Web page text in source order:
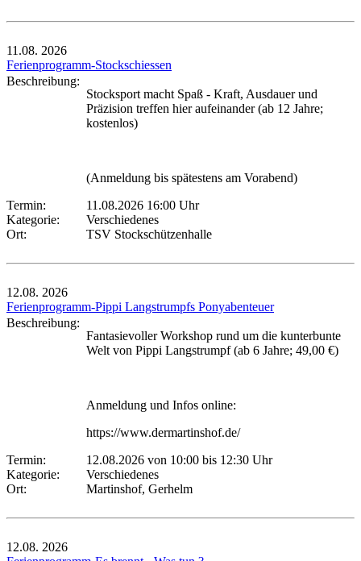
11.08. 2026
Ferienprogramm-Stockschiessen
Beschreibung:
Stocksport macht Spaß - Kraft, Ausdauer und
Präzision treffen hier aufeinander (ab 12 Jahre;
kostenlos)
(Anmeldung bis spätestens am Vorabend)
Termin:
11.08.2026 16:00 Uhr
Kategorie:
Verschiedenes
Ort:
TSV Stockschützenhalle
12.08. 2026
Ferienprogramm-Pippi Langstrumpfs Ponyabenteuer
Beschreibung:
Fantasievoller Workshop rund um die kunterbunte
Welt von Pippi Langstrumpf (ab 6 Jahre; 49,00 €)
Anmeldung und Infos online:
https://www.dermartinshof.de/
Termin:
12.08.2026 von 10:00 bis 12:30 Uhr
Kategorie:
Verschiedenes
Ort:
Martinshof, Gerhelm
12.08. 2026